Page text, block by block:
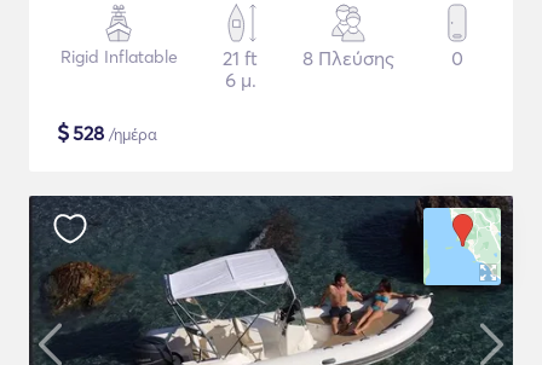
Rigid Inflatable
21 ft
6 μ.
8 Πλεύσης 0
$528 /ημέρα